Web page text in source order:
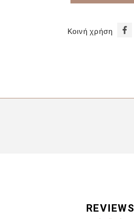
Κοινή χρήση
REVIEWS